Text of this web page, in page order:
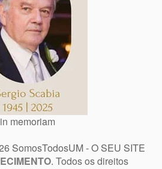
in memoriam
SomosTodosUM - O SEU SITE
. Todos os direitos